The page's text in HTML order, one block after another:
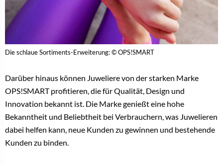
Die schlaue Sortiments-Erweiterung: © OPS!SMART
Darüber hinaus können Juweliere von der starken Marke
OPS!SMART profitieren, die für Qualität, Design und
Innovation bekannt ist. Die Marke genießt eine hohe
Bekanntheit und Beliebtheit bei Verbrauchern, was Juwelieren
dabei helfen kann, neue Kunden zu gewinnen und bestehende
Kunden zu binden.